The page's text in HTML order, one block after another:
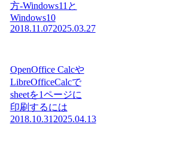
方-Windows11と
Windows10
2018.11.072025.03.27
OpenOffice Calcや
LibreOfficeCalcで
sheetを1ページに
印刷するには
2018.10.312025.04.13